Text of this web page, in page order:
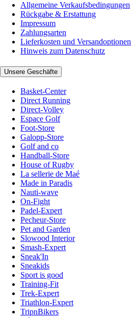
Allgemeine Verkaufsbedingungen
Rückgabe & Erstattung
Impressum
Zahlungsarten
Lieferkosten und Versandoptionen
Hinweis zum Datenschutz
Unsere Geschäfte
Basket-Center
Direct Running
Direct-Volley
Espace Golf
Foot-Store
Galopp-Store
Golf and co
Handball-Store
House of Rugby
La sellerie de Maé
Made in Paradis
Nauti-wave
On-Fight
Padel-Expert
Pecheur-Store
Pet and Garden
Slowood Interior
Smash-Expert
Sneak'In
Sneakids
Sport is good
Training-Fit
Trek-Expert
Triathlon-Expert
TripnBikers